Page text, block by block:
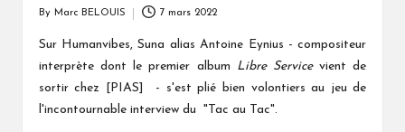
by
By Marc BELOUIS 7 mars 2022
Sur Humanvibes, Suna aliasAntoine Eynius - compositeur
interprète dont le premier album Libre Servicevient de
sortir chez [PIAS] - s'est plié bien volontiers au jeu de
l'incontournable interview du "Tac au Tac".